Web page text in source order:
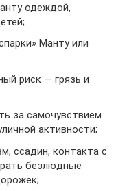
одеждой,
Манту или
риск — грязь и
за самочувствием
активности;
ссадин, контакта с
безлюдные